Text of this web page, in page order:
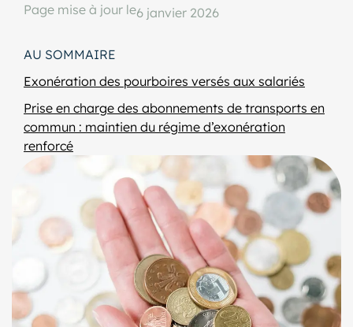
Page mise à jour le6 janvier 2026
AU SOMMAIRE
Exonération des pourboires versés aux salariés
Prise en charge des abonnements de transports en
commun : maintien du régime d’exonération
renforcé